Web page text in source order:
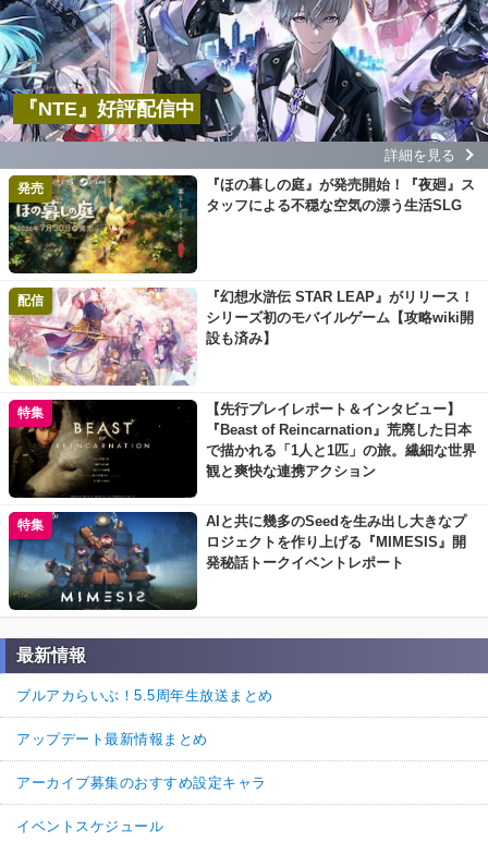
『NTE』好評配信中
詳細を見る
発売
『ほの暮しの庭』が発売開始！『夜廻』ス
タッフによる不穏な空気の漂う生活SLG
配信
『幻想水滸伝 STAR LEAP』がリリース！
シリーズ初のモバイルゲーム【攻略wiki開
設も済み】
特集
【先行プレイレポート＆インタビュー】
『Beast of Reincarnation』荒廃した日本
で描かれる「1人と1匹」の旅。繊細な世界
観と爽快な連携アクション
特集
AIと共に幾多のSeedを生み出し大きなプ
ロジェクトを作り上げる『MIMESIS』開
発秘話トークイベントレポート
最新情報
ブルアカらいぶ！5.5周年生放送まとめ
アップデート最新情報まとめ
アーカイブ募集のおすすめ設定キャラ
イベントスケジュール